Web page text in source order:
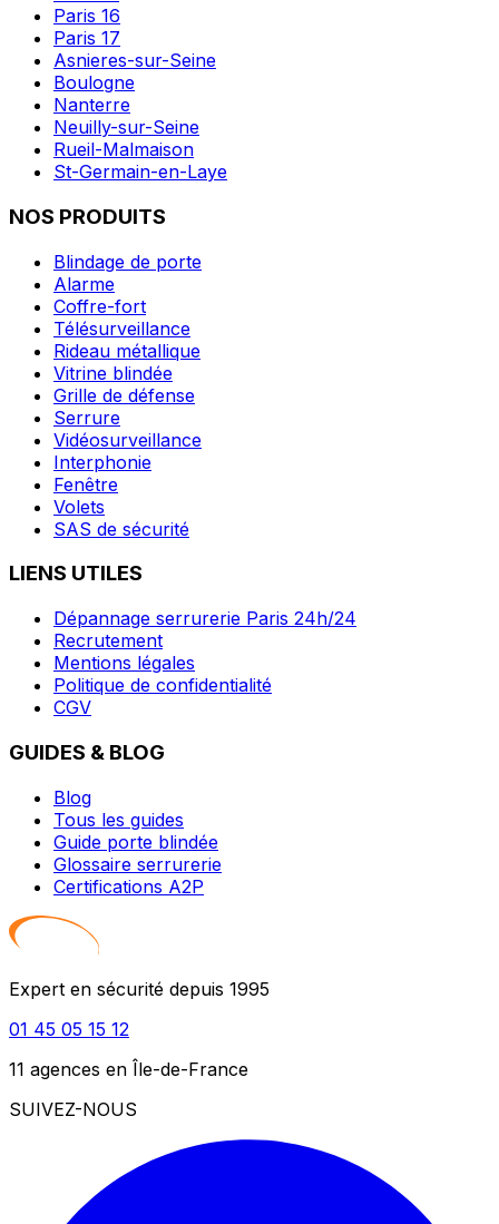
Paris 16
Paris 17
Asnieres-sur-Seine
Boulogne
Nanterre
Neuilly-sur-Seine
Rueil-Malmaison
St-Germain-en-Laye
NOS PRODUITS
Blindage de porte
Alarme
Coffre-fort
Télésurveillance
Rideau métallique
Vitrine blindée
Grille de défense
Serrure
Vidéosurveillance
Interphonie
Fenêtre
Volets
SAS de sécurité
LIENS UTILES
Dépannage serrurerie Paris 24h/24
Recrutement
Mentions légales
Politique de confidentialité
CGV
GUIDES & BLOG
Blog
Tous les guides
Guide porte blindée
Glossaire serrurerie
Certifications A2P
Expert en sécurité depuis 1995
01 45 05 15 12
11 agences en Île-de-France
SUIVEZ-NOUS